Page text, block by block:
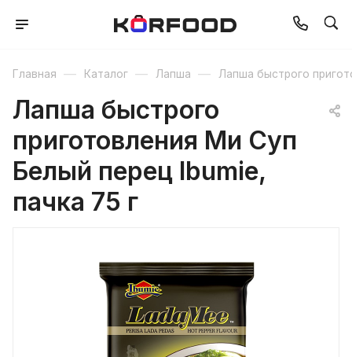
Главная — Каталог — Лапша — Лапша быстрого
Лапша быстрого
приготовления Ми Суп
Белый перец Ibumie,
пачка 75 г